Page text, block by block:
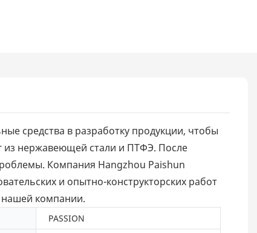
средства в разработку продукции, чтобы
из нержавеющей стали и ПТФЭ. После
Компания Hangzhou Paishun
и опытно-конструкторских работ
нашей компании.
PASSION